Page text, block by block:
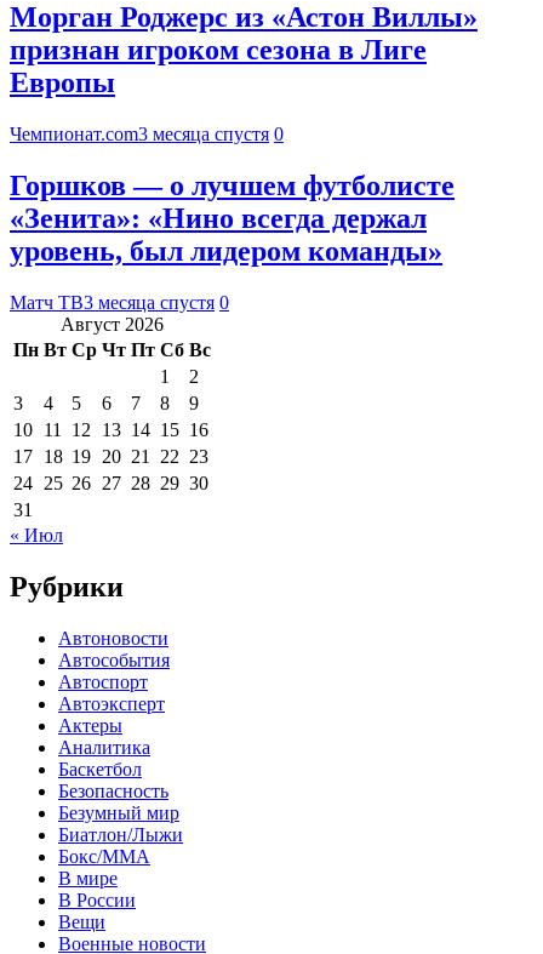
Морган Роджерс из «Астон Виллы»
признан игроком сезона в Лиге
Европы
Чемпионат.com3 месяца спустя 0
Горшков — о лучшем футболисте
«Зенита»: «Нино всегда держал
уровень, был лидером команды»
Матч ТВ3 месяца спустя 0
Август 2026
Пн Вт Ср Чт Пт Сб Вс
1
2
3
4 5 6 7 8
9
10 11 12 13 14 15 16
17 18 19 20 21 22 23
24 25 26 27 28 29 30
31
« Июл
Рубрики
Автоновости
Автособытия
Автоспорт
Автоэксперт
Актеры
Аналитика
Баскетбол
Безопасность
Безумный мир
Биатлон/Лыжи
Бокс/MMA
В мире
В России
Вещи
Военные новости